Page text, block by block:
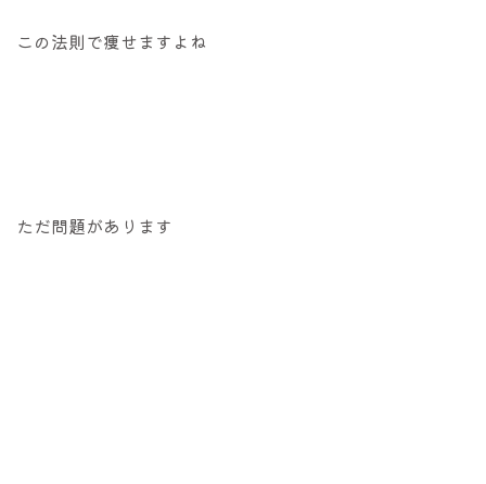
この法則で痩せますよね
ただ問題があります